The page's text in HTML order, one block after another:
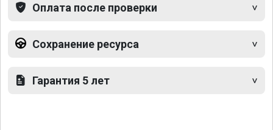
Оплата после проверки
Сохранение ресурса
Гарантия 5 лет